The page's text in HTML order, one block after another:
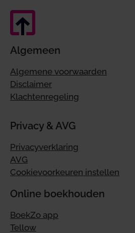
Algemeen
Algemene voorwaarden
Disclaimer
Klachtenregeling
Privacy & AVG
Privacyverklaring
AVG
Cookievoorkeuren instellen
Online boekhouden
BoekZo app
Tellow